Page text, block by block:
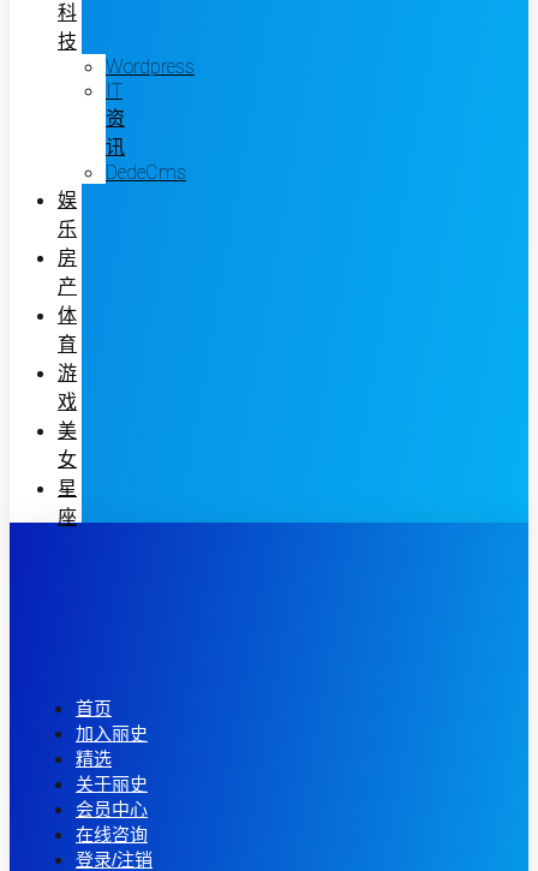
科
技
Wordpress
IT
资
讯
DedeCms
娱
乐
房
产
体
育
游
戏
美
女
星
座
首页
加入丽史
精选
关于丽史
会员中心
在线咨询
登录/注销